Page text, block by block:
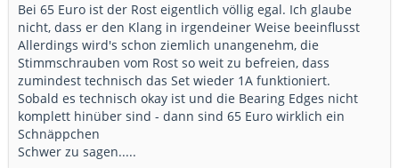
Bei 65 Euro ist der Rost eigentlich völlig egal. Ich glaube
nicht, dass er den Klang in irgendeiner Weise beeinflusst
Allerdings wird's schon ziemlich unangenehm, die
Stimmschrauben vom Rost so weit zu befreien, dass
zumindest technisch das Set wieder 1A funktioniert.
Sobald es technisch okay ist und die Bearing Edges nicht
komplett hinüber sind - dann sind 65 Euro wirklich ein
Schnäppchen
Schwer zu sagen.....